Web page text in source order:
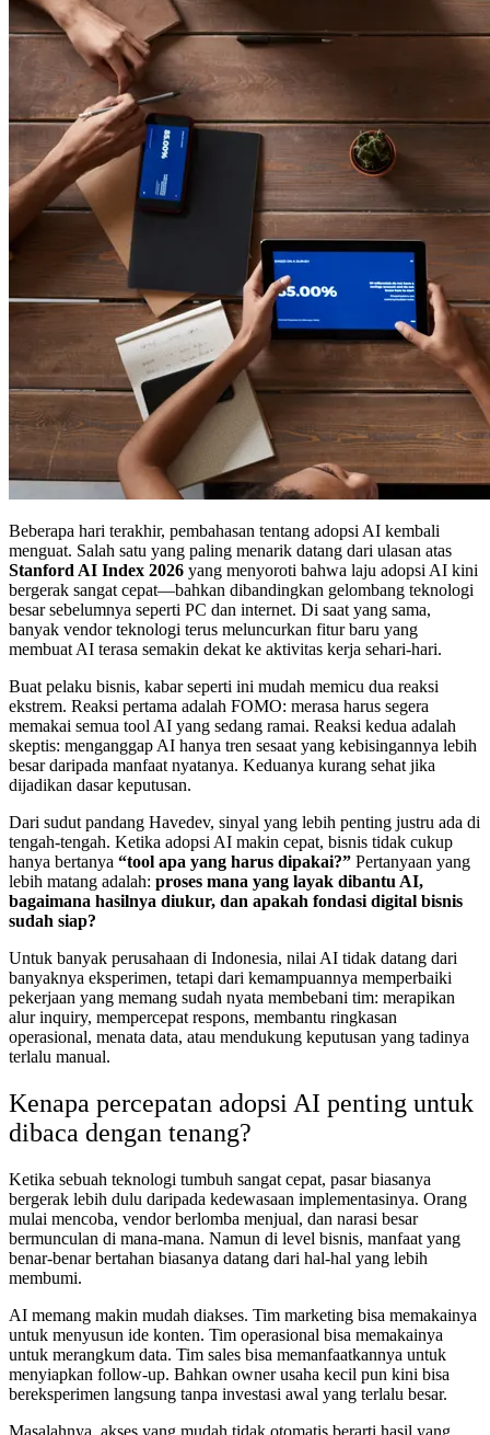
Beberapa hari terakhir, pembahasan tentang adopsi AI kembali
menguat. Salah satu yang paling menarik datang dari ulasan atas
Stanford AI Index 2026 yang menyoroti bahwa laju adopsi AI kini
bergerak sangat cepat—bahkan dibandingkan gelombang teknologi
besar sebelumnya seperti PC dan internet. Di saat yang sama,
banyak vendor teknologi terus meluncurkan fitur baru yang
membuat AI terasa semakin dekat ke aktivitas kerja sehari-hari.
Buat pelaku bisnis, kabar seperti ini mudah memicu dua reaksi
ekstrem. Reaksi pertama adalah FOMO: merasa harus segera
memakai semua tool AI yang sedang ramai. Reaksi kedua adalah
skeptis: menganggap AI hanya tren sesaat yang kebisingannya lebih
besar daripada manfaat nyatanya. Keduanya kurang sehat jika
dijadikan dasar keputusan.
Dari sudut pandang Havedev, sinyal yang lebih penting justru ada di
tengah-tengah. Ketika adopsi AI makin cepat, bisnis tidak cukup
hanya bertanya “tool apa yang harus dipakai?” Pertanyaan yang
lebih matang adalah: proses mana yang layak dibantu AI,
bagaimana hasilnya diukur, dan apakah fondasi digital bisnis
sudah siap?
Untuk banyak perusahaan di Indonesia, nilai AI tidak datang dari
banyaknya eksperimen, tetapi dari kemampuannya memperbaiki
pekerjaan yang memang sudah nyata membebani tim: merapikan
alur inquiry, mempercepat respons, membantu ringkasan
operasional, menata data, atau mendukung keputusan yang tadinya
terlalu manual.
Kenapa percepatan adopsi AI penting untuk
dibaca dengan tenang?
Ketika sebuah teknologi tumbuh sangat cepat, pasar biasanya
bergerak lebih dulu daripada kedewasaan implementasinya. Orang
mulai mencoba, vendor berlomba menjual, dan narasi besar
bermunculan di mana-mana. Namun di level bisnis, manfaat yang
benar-benar bertahan biasanya datang dari hal-hal yang lebih
membumi.
AI memang makin mudah diakses. Tim marketing bisa memakainya
untuk menyusun ide konten. Tim operasional bisa memakainya
untuk merangkum data. Tim sales bisa memanfaatkannya untuk
menyiapkan follow-up. Bahkan owner usaha kecil pun kini bisa
bereksperimen langsung tanpa investasi awal yang terlalu besar.
Masalahnya, akses yang mudah tidak otomatis berarti hasil yang